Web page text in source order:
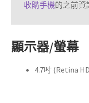
收購手機的之前資
顯示器/螢幕
4.7吋 (Retina